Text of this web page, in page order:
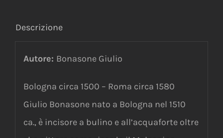
Descrizione
Autore: Bonasone Giulio
Bologna circa 1500 – Roma circa 1580
Giulio Bonasone nato a Bologna nel 1510
ca., è incisore a bulino e all’acquaforte oltre